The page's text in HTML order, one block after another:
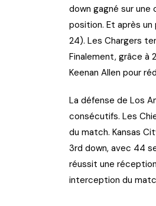
down gagné sur une
position. Et après
24). Les Chargers
Finalement, grâce à
Keenan Allen pour
La défense de Los
consécutifs. Les
du match. Kansas
3rd down, avec 44
réussit une
interception du